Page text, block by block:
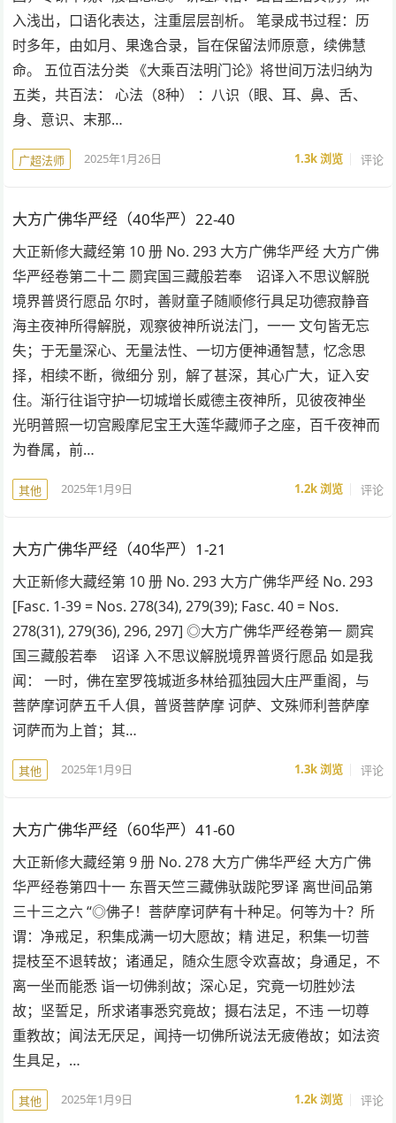
入浅出，口语化表达，注重层层剖析。 笔录成书过程：历
时多年，由如月、果逸合录，旨在保留法师原意，续佛慧
命。 五位百法分类 《大乘百法明门论》将世间万法归纳为
五类，共百法： 心法（8种） ：八识（眼、耳、鼻、舌、
身、意识、末那…
广超法师 2025年1月26日 1.3k浏览 评论
大方广佛华严经（40华严）22-40
大正新修大藏经第 10 册 No. 293 大方广佛华严经 大方广佛
华严经卷第二十二 罽宾国三藏般若奉 诏译入不思议解脱
境界普贤行愿品 尔时，善财童子随顺修行具足功德寂静音
海主夜神所得解脱，观察彼神所说法门，一一 文句皆无忘
失；于无量深心、无量法性、一切方便神通智慧，忆念思
择，相续不断，微细分 别，解了甚深，其心广大，证入安
住。渐行往诣守护一切城增长威德主夜神所，见彼夜神坐
光明普照一切宫殿摩尼宝王大莲华藏师子之座，百千夜神而
为眷属，前…
其他 2025年1月9日 1.2k浏览 评论
大方广佛华严经（40华严）1-21
大正新修大藏经第 10 册 No. 293 大方广佛华严经 No. 293
[Fasc. 1-39 = Nos. 278(34), 279(39); Fasc. 40 = Nos.
278(31), 279(36), 296, 297] ◎大方广佛华严经卷第一 罽宾
国三藏般若奉 诏译 入不思议解脱境界普贤行愿品 如是我
闻： 一时，佛在室罗筏城逝多林给孤独园大庄严重阁，与
菩萨摩诃萨五千人俱，普贤菩萨摩 诃萨、文殊师利菩萨摩
诃萨而为上首；其…
其他 2025年1月9日 1.3k浏览 评论
大方广佛华严经（60华严）41-60
大正新修大藏经第 9 册 No. 278 大方广佛华严经 大方广佛
华严经卷第四十一 东晋天竺三藏佛驮跋陀罗译 离世间品第
三十三之六 “◎佛子！菩萨摩诃萨有十种足。何等为十？所
谓：净戒足，积集成满一切大愿故；精 进足，积集一切菩
提枝至不退转故；诸通足，随众生愿令欢喜故；身通足，不
离一坐而能悉 诣一切佛刹故；深心足，究竟一切胜妙法
故；坚誓足，所求诸事悉究竟故；摄右法足，不违 一切尊
重教故；闻法无厌足，闻持一切佛所说法无疲倦故；如法资
生具足，…
其他 2025年1月9日 1.2k浏览 评论